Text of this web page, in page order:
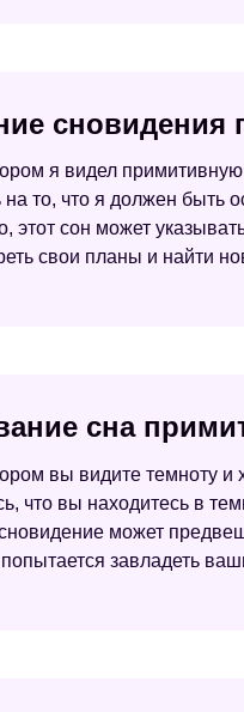
я видел
на то, что я должен быть
этот сон может
свои планы и найти
сна
вы видите темноту и
что вы находитесь в
может
попытается завладеть